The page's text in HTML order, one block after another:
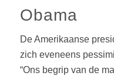
Obama
De Amerikaanse
zich eveneens
“Ons begrip van de